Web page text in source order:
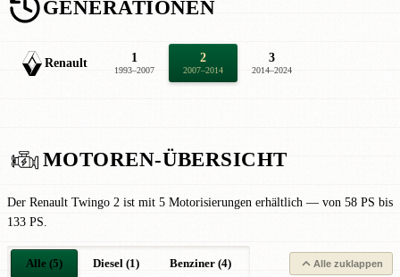
GENERATIONEN
Renault 1
1993–2007
2
2007–2014
3
2014–2024
MOTOREN-ÜBERSICHT
Der Renault Twingo 2 ist mit 5 Motorisierungen erhältlich — von 58 PS bis
133 PS.
Alle (5) Diesel (1) Benziner (4) Alle zuklappen